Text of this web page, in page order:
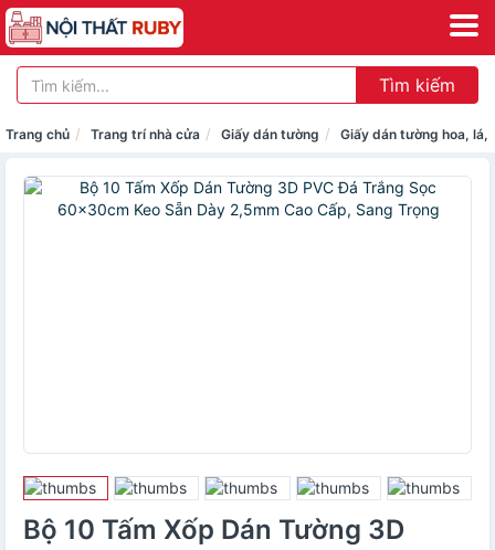
Tìm kiếm
Trang chủ Trang trí nhà cửa Giấy dán tường Giấy dán tường hoa, lá,
Bộ 10 Tấm Xốp Dán Tường 3D